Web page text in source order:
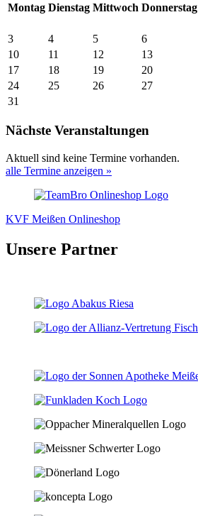
Montag Dienstag Mittwoch Donnerstag
3
4 5 6
10
11 12 13
17
18 19 20
24
25 26 27
31
Nächste Veranstaltungen
Aktuell sind keine Termine vorhanden.
alle Termine anzeigen »
KVF Meißen Onlineshop
Unsere Partner